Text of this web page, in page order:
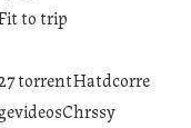
to trip
torrentHatdcorre